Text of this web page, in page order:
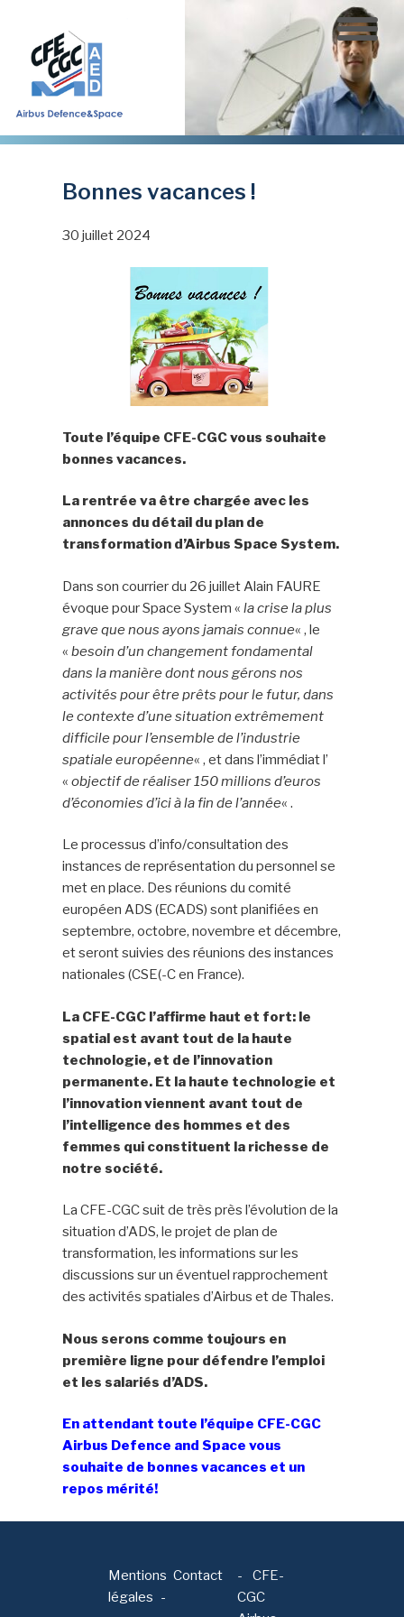
contenu
principal
Bonnes vacances !
30 juillet 2024
Toute l’équipe CFE-CGC vous souhaite
bonnes vacances.
La rentrée va être chargée avec les
annonces du détail du plan de
transformation d’Airbus Space System.
Dans son courrier du 26 juillet Alain FAURE
évoque pour Space System «la crise la plus
grave que nous ayons jamais connue« , le
«besoin d’un changement fondamental
dans la manière dont nous gérons nos
activités pour être prêts pour le futur, dans
le contexte d’une situation extrêmement
difficile pour l’ensemble de l’industrie
spatiale européenne« , et dans l’immédiat l’
«objectif de réaliser 150 millions d’euros
d’économies d’ici à la fin de l’année« .
Le processus d’info/consultation des
instances de représentation du personnel se
met en place. Des réunions du comité
européen ADS (ECADS) sont planifiées en
septembre, octobre, novembre et décembre,
et seront suivies des réunions des instances
nationales (CSE(-C en France).
La CFE-CGC l’affirme haut et fort: le
spatial est avant tout de la haute
technologie, et de l’innovation
permanente. Et la haute technologie et
l’innovation viennent avant tout de
l’intelligence des hommes et des
femmes qui constituent la richesse de
notre société.
La CFE-CGC suit de très près l’évolution de la
situation d’ADS, le projet de plan de
transformation, les informations sur les
discussions sur un éventuel rapprochement
des activités spatiales d’Airbus et de Thales.
Nous serons comme toujours en
première ligne pour défendre l’emploi
et les salariés d’ADS.
En attendant toute l’équipe CFE-CGC
Airbus Defence and Space vous
souhaite de bonnes vacances et un
repos mérité!
Mentions
légales
Contact -
CFE-
CGC